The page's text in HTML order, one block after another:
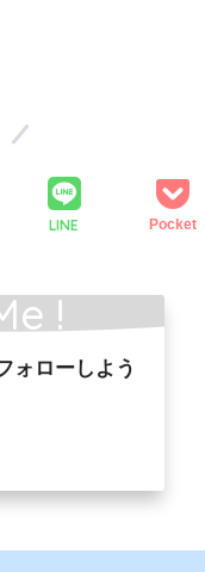
LINE Pocket
!
ォローしよう